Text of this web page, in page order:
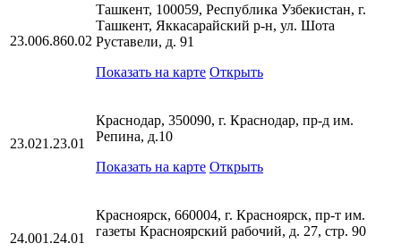
23.006.860.02
Ташкент, 100059, Республика Узбекистан, г.
Ташкент, Яккасарайский р-н, ул. Шота
Руставели, д. 91
Показать на карте Открыть
23.021.23.01
Краснодар, 350090, г. Краснодар, пр-д им.
Репина, д.10
Показать на карте Открыть
24.001.24.01
Красноярск, 660004, г. Красноярск, пр-т им.
газеты Красноярский рабочий, д. 27, стр. 90